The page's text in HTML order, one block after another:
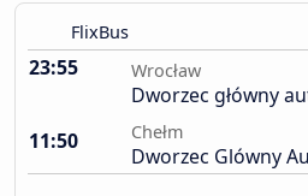
FlixBus
23:55 Wrocław
Dworzec główny
11:50
Chełm
Dworzec Glówny